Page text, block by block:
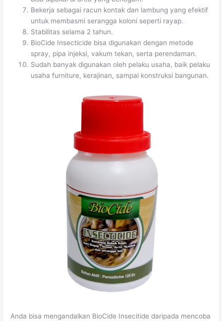
Bekerja sebagai racun kontak dan lambung yang efektif
untuk membasmi serangga koloni seperti rayap.
Stabilitas selama 2 tahun.
BioCide Insecticide bisa digunakan dengan metode
spray, pipa injeksi, vakum tekan, serta perendaman.
Sudah banyak digunakan oleh pelaku usaha, baik pelaku
usaha furniture, kerajinan, sampai konstruksi bangunan.
Anda bisa mengandalkan BioCide Insecitide daripada mencoba